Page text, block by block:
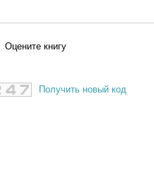
Оцените книгу
Получить новый код